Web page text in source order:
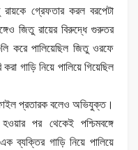
গ্রেফতার করল বরপেটা
জিতু রায়ের বিরুদ্ধে গুরুতর
করে পালিয়েছিল জিতু ওরফে
গাড়ি নিয়ে পালিয়ে গিয়েছিল
প্রতারক বলেও অভিযুক্ত।
পর থেকেই পশ্চিমবঙ্গে
ব্যক্তির গাড়ি নিয়ে পালিয়ে